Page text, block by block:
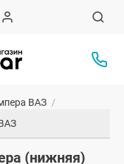
ВАЗ /
(нижняя)